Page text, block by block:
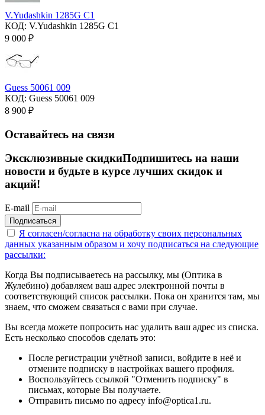
V.Yudashkin 1285G C1
КОД: V.Yudashkin 1285G C1
9 000 ₽
Guess 50061 009
КОД: Guess 50061 009
8 900 ₽
Оставайтесь на связи
Эксклюзивные скидкиПодпишитесь на наши
новости и будьте в курсе лучших скидок и
акций!
E-mail
Подписаться
Я согласен/согласна на обработку своих персональных
данных указанным образом и хочу подписаться на следующие
рассылки:
Когда Вы подписываетесь на рассылку, мы (Оптика в
Жулебино) добавляем ваш адрес электронной почты в
соответствующий список рассылки. Пока он хранится там, мы
знаем, что сможем связаться с вами при случае.
Вы всегда можете попросить нас удалить ваш адрес из списка.
Есть несколько способов сделать это:
После регистрации учётной записи, войдите в неё и
отмените подписку в настройках вашего профиля.
Воспользуйтесь ссылкой "Отменить подписку" в
письмах, которые Вы получаете.
Отправить письмо по адресу info@optica1.ru.